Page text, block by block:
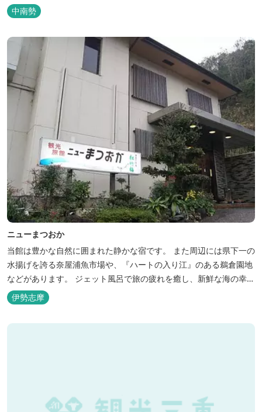
気で、週末は多くのキャンパーでにぎわっている。バンガローや5
タイプのテントサイトがある。展望台からは市街が一望できる。ま
た桜の時期は、多くの人々でにぎわう。 バーベキューの食材は持ち
込みOK！あらかじめご...
中南勢
ニューまつおか
当館は豊かな自然に囲まれた静かな宿です。 また周辺には県下一の
水揚げを誇る奈屋浦魚市場や、『ハートの入り江』のある鵜倉園地
などがあります。 ジェット風呂で旅の疲れを癒し、新鮮な海の幸を
どうぞお楽しみください。 ゆったりと・・のんびりと・・くつろぎ
の時間がここにあります。
伊勢志摩